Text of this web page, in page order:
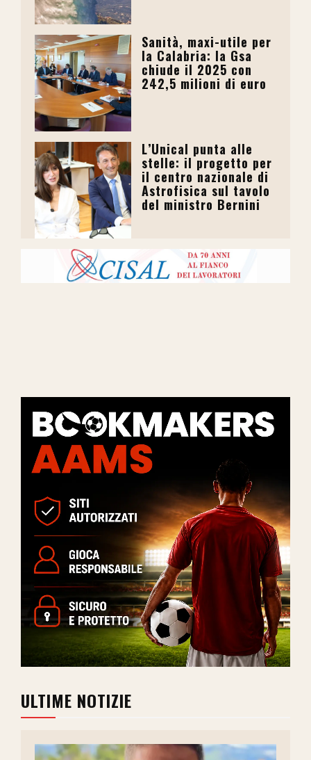
Sanità, maxi-utile per
la Calabria: la Gsa
chiude il 2025 con
242,5 milioni di euro
L’Unical punta alle
stelle: il progetto per
il centro nazionale di
Astrofisica sul tavolo
del ministro Bernini
ULTIME NOTIZIE